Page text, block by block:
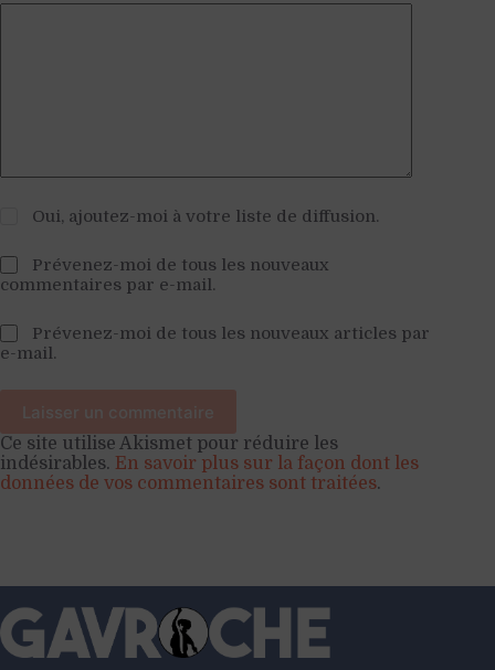
Oui, ajoutez-moi à votre liste de diffusion.
Prévenez-moi de tous les nouveaux
commentaires par e-mail.
Prévenez-moi de tous les nouveaux articles par
e-mail.
Laisser un commentaire
Ce site utilise Akismet pour réduire les
indésirables. En savoir plus sur la façon dont les
données de vos commentaires sont traitées.